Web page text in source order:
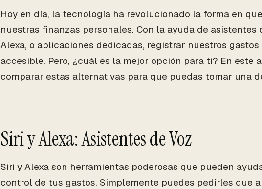
Hoy en día, la tecnología ha revolucionado la forma en
nuestras finanzas personales. Con la ayuda de asistentes
Alexa, o aplicaciones dedicadas, registrar nuestros gastos
accesible. Pero, ¿cuál es la mejor opción para ti? En este
comparar estas alternativas para que puedas tomar una
Siri y Alexa: Asistentes de Voz
Siri y Alexa son herramientas poderosas que pueden
control de tus gastos. Simplemente puedes pedirles que